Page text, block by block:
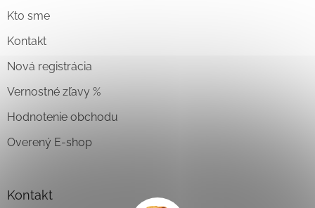
Kto sme
Kontakt
Nová registrácia
Vernostné zľavy %
Hodnotenie obchodu
Overený E-shop
Kontakt